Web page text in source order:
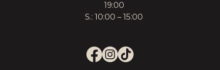
19:00
S.: 10:00 – 15:00